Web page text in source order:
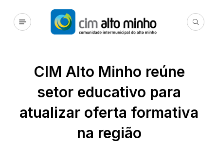
CIM Alto Minho reúne
setor educativo para
atualizar oferta formativa
na região